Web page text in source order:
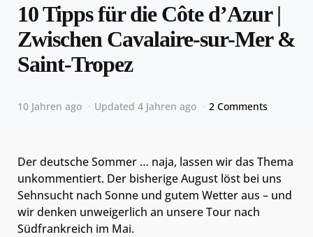
10 Tipps für die Côte d’Azur |
Zwischen Cavalaire-sur-Mer &
Saint-Tropez
10 Jahren ago Updated 4 Jahren ago 2 Comments
Der deutsche Sommer … naja, lassen wir das Thema
unkommentiert. Der bisherige August löst bei uns
Sehnsucht nach Sonne und gutem Wetter aus – und
wir denken unweigerlich an unsere Tour nach
Südfrankreich im Mai.